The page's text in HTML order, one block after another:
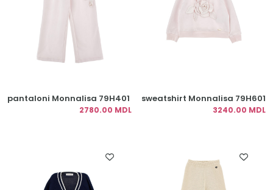
pantaloni Monnalisa 79H401
2780.00 MDL
sweatshirt Monnalisa 79H601
3240.00 MDL